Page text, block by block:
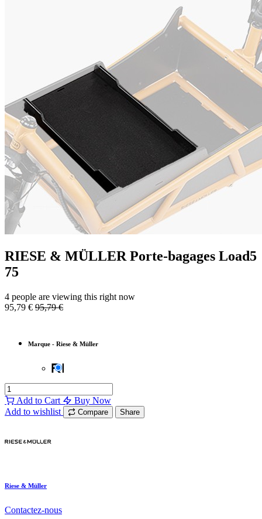
RIESE & MÜLLER Porte-bagages Load5
75
4 people are viewing this right now
95,79 € 95,79€
Marque - Riese & Müller
Add to Cart
Buy Now
Add to wishlist
Compare Share
Riese & Müller
Contactez-nous